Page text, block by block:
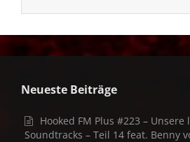
Neueste Beiträge
Hooked FM Plus #223 –
Soundtracks – Teil 14 feat. Benny